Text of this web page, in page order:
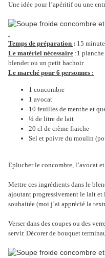
Une idée pour l’apéritif ou une
Temps de préparation : 15
Le matériel nécessaire :1
blender ou un petit hachoir
Le marché pour 6 personnes :
1 concombre
1 avocat
10 feuilles de menthe et
¼ de litre de lait
20 cl de crème fraiche
Sel et poivre du moulin
Eplucher le concombre, l’avocat
Mettre ces ingrédients dans le
ajoutant progressivement le lait et
souhaitée (moi j’ai apprécié la
Verser dans des coupes ou des
servir. Décorer de bouquet